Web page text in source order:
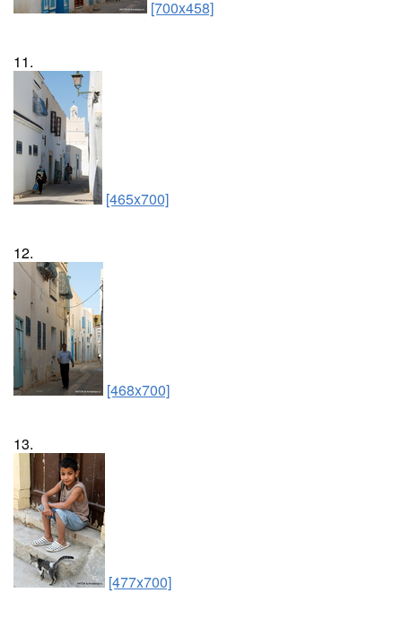
[700x458]
11.
[465x700]
12.
[468x700]
13.
[477x700]